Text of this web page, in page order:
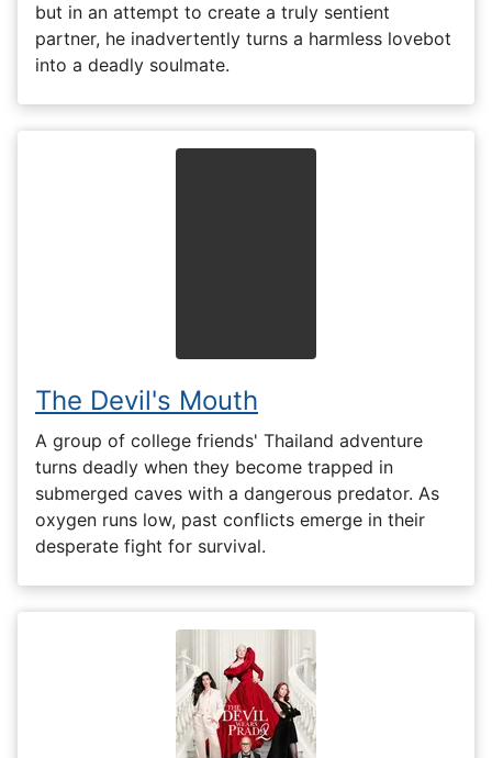
but in an attempt to create a truly sentient
partner, he inadvertently turns a harmless lovebot
into a deadly soulmate.
The Devil's Mouth
A group of college friends' Thailand adventure
turns deadly when they become trapped in
submerged caves with a dangerous predator. As
oxygen runs low, past conflicts emerge in their
desperate fight for survival.